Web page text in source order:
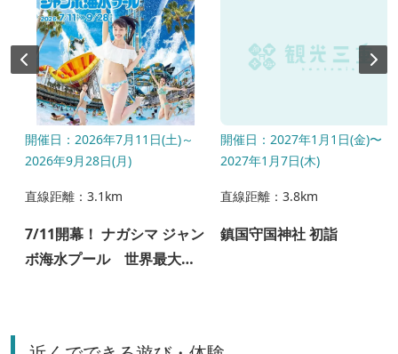
開催日：2026年7月11日(土)～
2026年9月28日(月)
直線距離：3.1km
7/11開幕！ ナガシマ ジャン
ボ海水プール 世界最大級
開催日：2027年1月1日(金)〜
2027年1月7日(木)
直線距離：3.8km
鎮国守国神社 初詣